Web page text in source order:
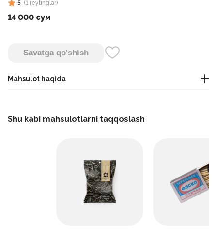
5 (1 reytinglar)
14 000 сум
Savatga qo'shish
Mahsulot haqida
Shu kabi mahsulotlarni taqqoslash